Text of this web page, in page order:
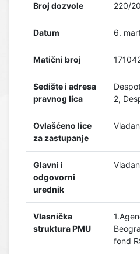
Broj dozvole 220/
Datum 6.
Matični broj
Sedište i adresa
pravnog lica
2,
Ovlašćeno lice
za zastupanje
Glavni i
odgovorni
urednik
Vlasnička
struktura PMU
fond